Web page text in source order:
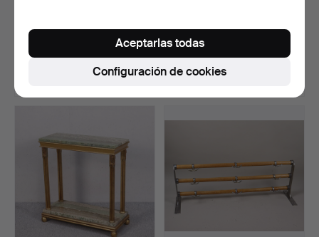
espiral teñida, primer…
con 8 ganchos, A…
Subastado 30 may 2025
15 pujas
Configuración de cookies
Aceptarlas todas